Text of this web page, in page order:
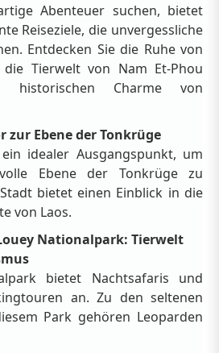
Abenteuer suchen, bietet
Reiseziele, die unvergessliche
Entdecken Sie die Ruhe von
Tierwelt von Nam Et-Phou
Charme von
zur Ebene der Tonkrüge
idealer Ausgangspunkt, um
Ebene der Tonkrüge zu
bietet einen Einblick in die
von Laos.
Nationalpark: Tierwelt
bietet Nachtsafaris und
an. Zu den seltenen
Park gehören Leoparden